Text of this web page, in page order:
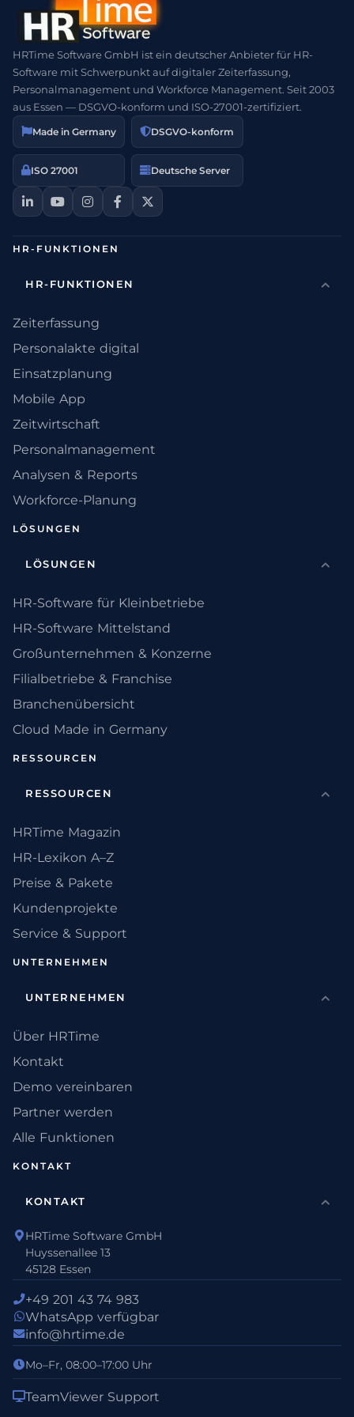
HRTime Software GmbH ist ein deutscher Anbieter für HR-
Software mit Schwerpunkt auf digitaler Zeiterfassung,
Personalmanagement und Workforce Management. Seit 2003
aus Essen — DSGVO-konform und ISO-27001-zertifiziert.
Made in Germany DSGVO-konform
ISO 27001 Deutsche Server
HR-FUNKTIONEN
HR-FUNKTIONEN
Zeiterfassung
Personalakte digital
Einsatzplanung
Mobile App
Zeitwirtschaft
Personalmanagement
Analysen & Reports
Workforce-Planung
LÖSUNGEN
LÖSUNGEN
HR-Software für Kleinbetriebe
HR-Software Mittelstand
Großunternehmen & Konzerne
Filialbetriebe & Franchise
Branchenübersicht
Cloud Made in Germany
RESSOURCEN
RESSOURCEN
HRTime Magazin
HR-Lexikon A–Z
Preise & Pakete
Kundenprojekte
Service & Support
UNTERNEHMEN
UNTERNEHMEN
Über HRTime
Kontakt
Demo vereinbaren
Partner werden
Alle Funktionen
KONTAKT
KONTAKT
HRTime Software GmbH
Huyssenallee 13
45128 Essen
+49 201 43 74 983
WhatsApp verfügbar
info@hrtime.de
Mo–Fr, 08:00–17:00 Uhr
TeamViewer Support